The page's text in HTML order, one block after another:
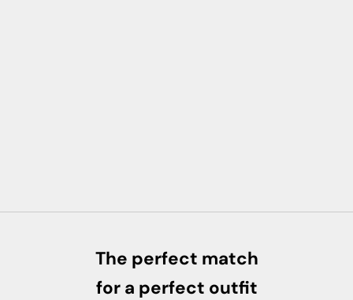
The perfect match
for a perfect outfit